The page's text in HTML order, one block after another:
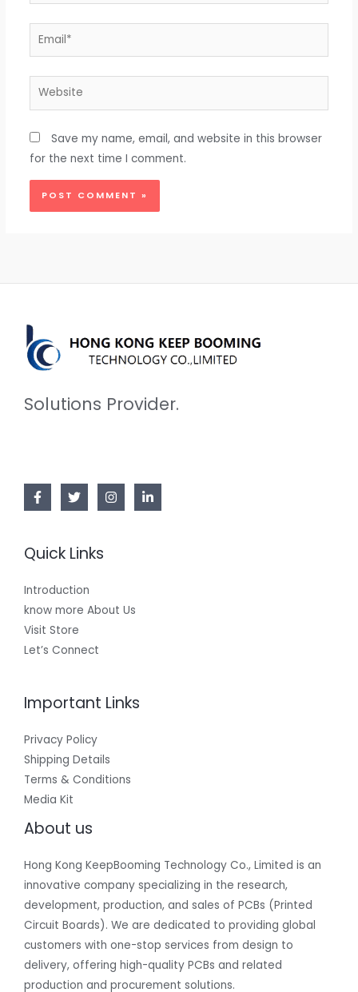
Email*
Website
Save my name, email, and website in this browser
for the next time I comment.
Solutions Provider.
Quick Links
Introduction
know more About Us
Visit Store
Let’s Connect
Important Links
Privacy Policy
Shipping Details
Terms & Conditions
Media Kit
About us
Hong Kong KeepBooming Technology Co., Limited is an
innovative company specializing in the research,
development, production, and sales of PCBs (Printed
Circuit Boards). We are dedicated to providing global
customers with one-stop services from design to
delivery, offering high-quality PCBs and related
production and procurement solutions.